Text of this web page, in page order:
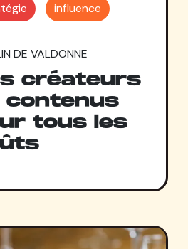
influence
DE VALDONNE
créateurs
contenus
tous les